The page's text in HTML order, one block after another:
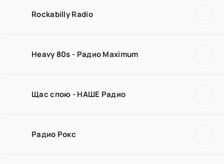
Rockabilly Radio
Heavy 80s - Радио Maximum
Щас спою - НАШЕ Радио
Радио Рокс